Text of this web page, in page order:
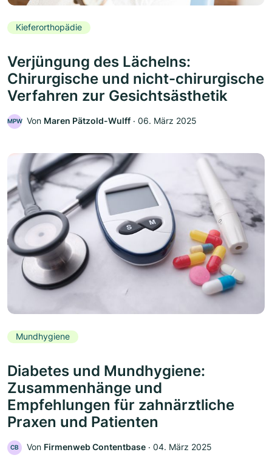
Kieferorthopädie
Verjüngung des Lächelns:
Chirurgische und nicht-chirurgische
Verfahren zur Gesichtsästhetik
MPW Von Maren Pätzold-Wulff ‧ 06. März 2025
Mundhygiene
Diabetes und Mundhygiene:
Zusammenhänge und
Empfehlungen für zahnärztliche
Praxen und Patienten
CB Von Firmenweb Contentbase ‧ 04. März 2025